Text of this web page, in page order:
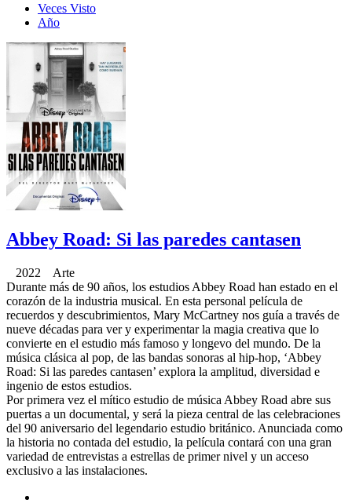
Veces Visto
Año
Abbey Road: Si las paredes cantasen
2022 Arte
Durante más de 90 años, los estudios Abbey Road han estado en el
corazón de la industria musical. En esta personal película de
recuerdos y descubrimientos, Mary McCartney nos guía a través de
nueve décadas para ver y experimentar la magia creativa que lo
convierte en el estudio más famoso y longevo del mundo. De la
música clásica al pop, de las bandas sonoras al hip-hop, ‘Abbey
Road: Si las paredes cantasen’ explora la amplitud, diversidad e
ingenio de estos estudios.
Por primera vez el mítico estudio de música Abbey Road abre sus
puertas a un documental, y será la pieza central de las celebraciones
del 90 aniversario del legendario estudio británico. Anunciada como
la historia no contada del estudio, la película contará con una gran
variedad de entrevistas a estrellas de primer nivel y un acceso
exclusivo a las instalaciones.